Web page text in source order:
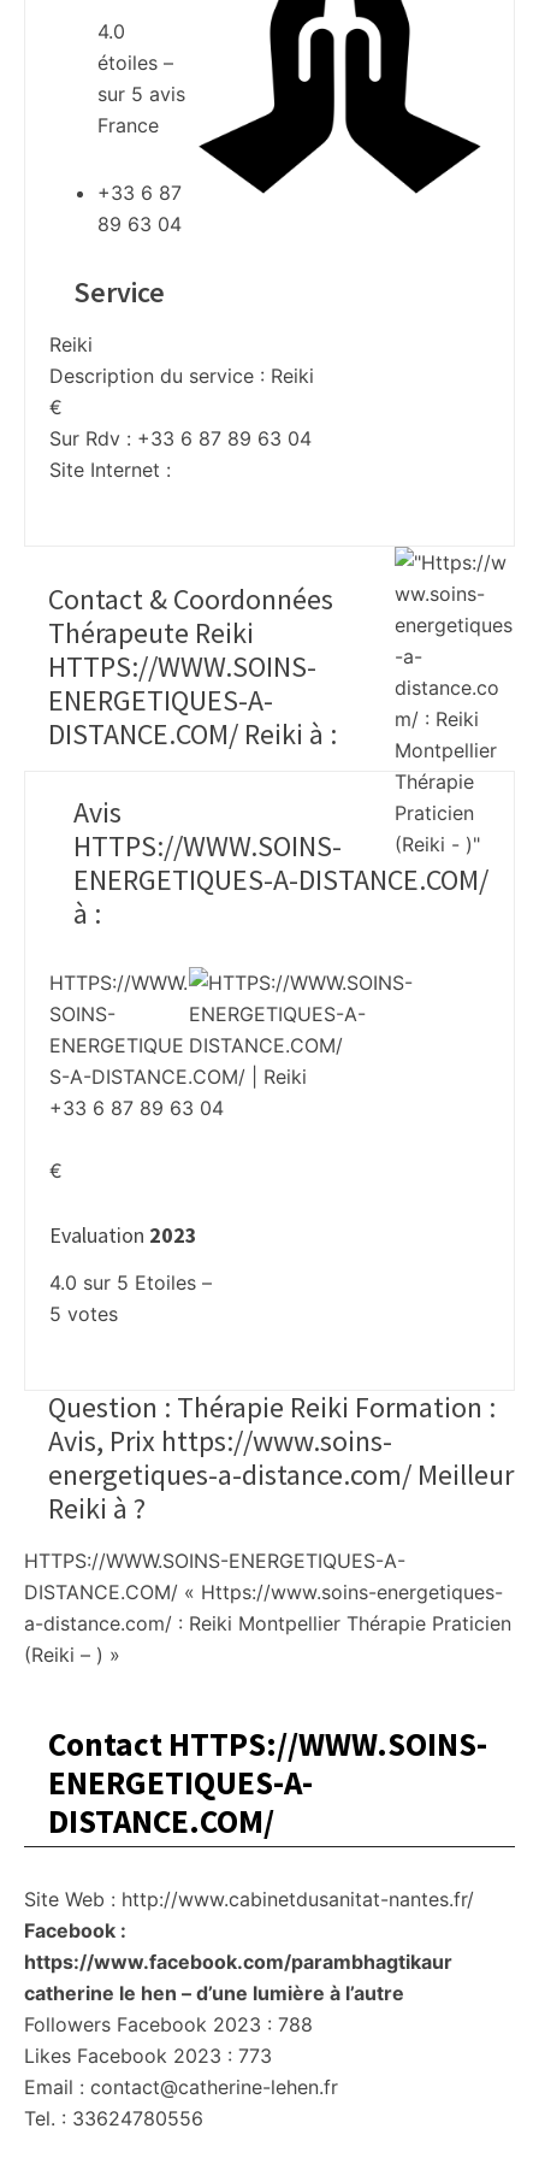
4.0
étoiles –
sur 5 avis
France
+33 6 87
89 63 04
Service
Reiki
Description du service : Reiki
€
Sur Rdv : +33 6 87 89 63 04
Site Internet :
Contact & Coordonnées
Thérapeute Reiki
HTTPS://WWW.SOINS-
ENERGETIQUES-A-
DISTANCE.COM/ Reiki à :
Avis
HTTPS://WWW.SOINS-
ENERGETIQUES-A-DISTANCE.COM/
à :
HTTPS://WWW.
SOINS-
ENERGETIQUE
S-A-DISTANCE.COM/ | Reiki
+33 6 87 89 63 04
€
Evaluation 2023
4.0 sur 5 Etoiles –
5 votes
Question : Thérapie Reiki Formation :
Avis, Prix https://www.soins-
energetiques-a-distance.com/ Meilleur
Reiki à ?
HTTPS://WWW.SOINS-ENERGETIQUES-A-
DISTANCE.COM/ « Https://www.soins-energetiques-
a-distance.com/ : Reiki Montpellier Thérapie Praticien
(Reiki – ) »
Contact HTTPS://WWW.SOINS-
ENERGETIQUES-A-
DISTANCE.COM/
Site Web : http://www.cabinetdusanitat-nantes.fr/
Facebook :
https://www.facebook.com/parambhagtikaur
catherine le hen – d’une lumière à l’autre
Followers Facebook 2023 : 788
Likes Facebook 2023 : 773
Email : contact@catherine-lehen.fr
Tel. : 33624780556